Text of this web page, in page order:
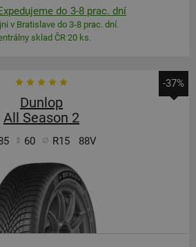
do 3-8 prac. dní
v Bratislave do 3-8 prac. dní.
sklad ČR 20 ks.
-37%
Dunlop
All Season 2
60 R15 88V